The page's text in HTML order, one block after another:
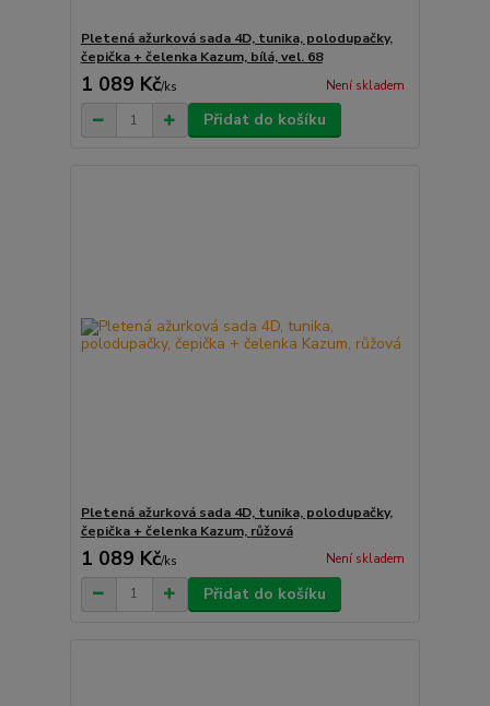
Pletená ažurková sada 4D, tunika, polodupačky,
čepička + čelenka Kazum, bílá, vel. 68
1 089 Kč/ks Není skladem
Přidat do košíku
Pletená ažurková sada 4D, tunika, polodupačky,
čepička + čelenka Kazum, růžová
1 089 Kč/ks Není skladem
Přidat do košíku